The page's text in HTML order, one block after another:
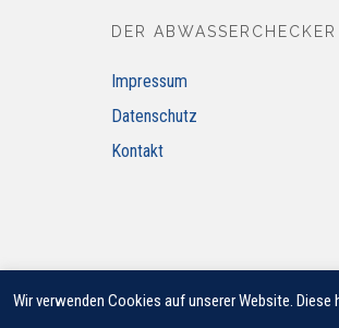
DER ABWASSERCHECKER
Impressum
Datenschutz
Kontakt
© 2018 JUNG PUMPEN GMBH
Wir verwenden Cookies auf unserer Website.